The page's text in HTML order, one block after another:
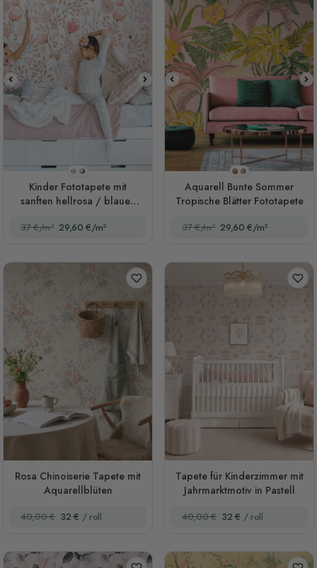
Stil 1Stil 2
Kinder Fototapete mit
sanften hellrosa / blauen
37 €/m² 29,60 €/m²
Stil 1
Stil 2
Aquarell Bunte Sommer
Tropische Blätter Fototapete
37 €/m² 29,60 €/m²
Rosa Chinoiserie Tapete mit
Aquarellblüten
40,00 € 32 € / roll
Tapete für Kinderzimmer mit
Jahrmarktmotiv in Pastell
40,00 € 32 € / roll